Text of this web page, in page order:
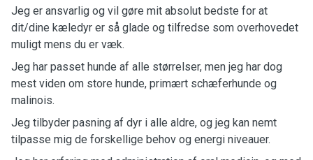
Jeg er ansvarlig og vil gøre mit absolut bedste for at
dit/dine kæledyr er så glade og tilfredse som overhovedet
muligt mens du er væk.
Jeg har passet hunde af alle størrelser, men jeg har dog
mest viden om store hunde, primært schæferhunde og
malinois.
Jeg tilbyder pasning af dyr i alle aldre, og jeg kan nemt
tilpasse mig de forskellige behov og energi niveauer.